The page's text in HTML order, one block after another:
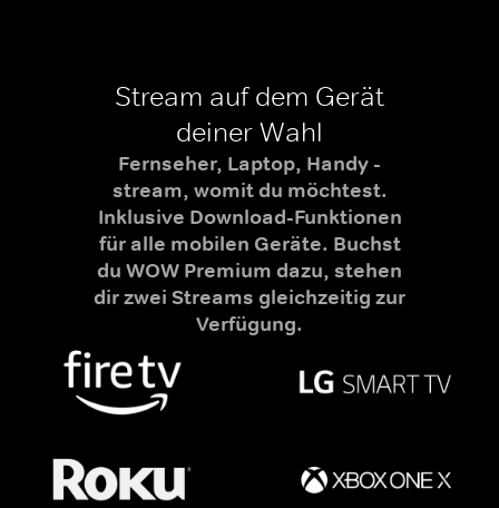
Stream auf dem Gerät
deiner Wahl
Fernseher, Laptop, Handy -
stream, womit du möchtest.
Inklusive Download-Funktionen
für alle mobilen Geräte. Buchst
du WOW Premium dazu, stehen
dir zwei Streams gleichzeitig zur
Verfügung.